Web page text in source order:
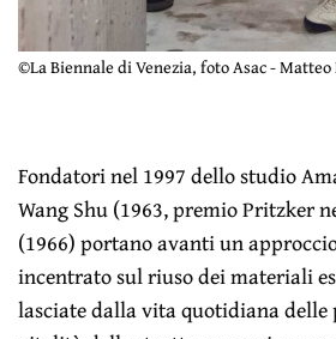
©La Biennale di Venezia, foto Asac -
Fondatori nel 1997 dello studio
Wang Shu (1963, premio Pritzker
(1966) portano avanti un
incentrato sul riuso dei materiali
lasciate dalla vita quotidiana delle